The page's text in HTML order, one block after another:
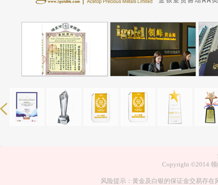
Copyright ©2014
风险提示：黄金及白银的保证金交易存